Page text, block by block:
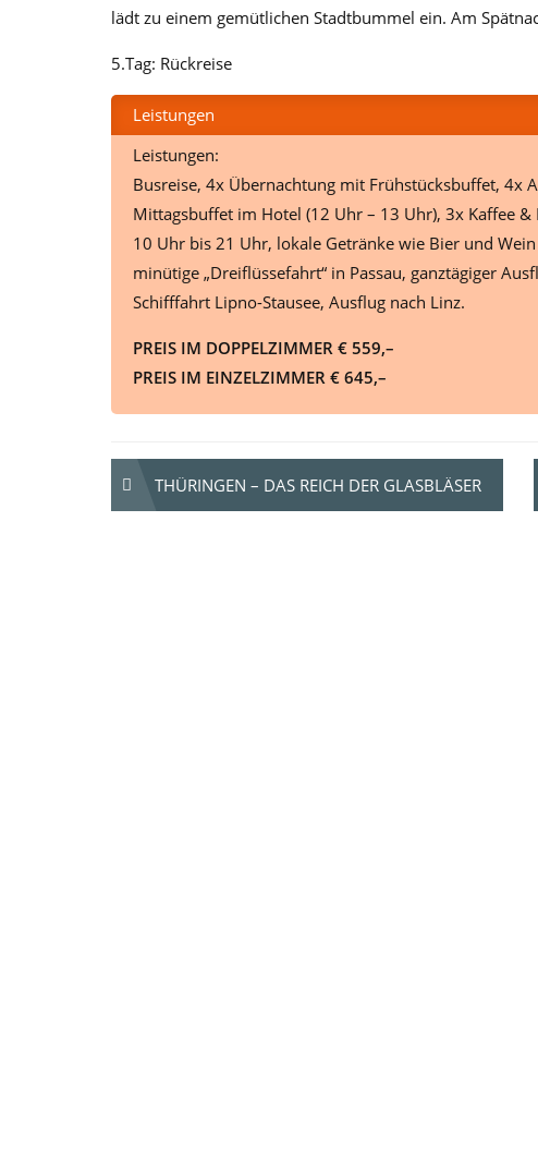
lädt zu einem gemütlichen Stadtbummel ein. Am
5.Tag: Rückreise
Leistungen
Leistungen:
Busreise, 4x Übernachtung mit Frühstücksbuffet, 4x
Mittagsbuffet im Hotel (12 Uhr – 13 Uhr), 3x Kaffee
10 Uhr bis 21 Uhr, lokale Getränke wie Bier und
minütige „Dreiflüssefahrt“ in Passau, ganztägiger
Schifffahrt Lipno-Stausee, Ausflug nach Linz.
PREIS IM DOPPELZIMMER € 559,–
PREIS IM EINZELZIMMER € 645,–
Beitrags-
Navigation
THÜRINGEN – DAS REICH DER GLASBLÄSER